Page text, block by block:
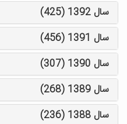
سال 1392 (425)
سال 1391 (456)
سال 1390 (307)
سال 1389 (268)
سال 1388 (236)